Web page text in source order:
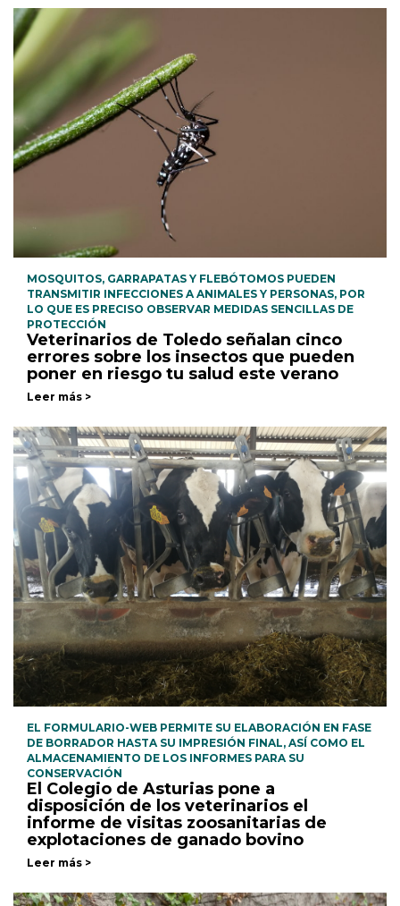
MOSQUITOS, GARRAPATAS Y FLEBÓTOMOS PUEDEN
TRANSMITIR INFECCIONES A ANIMALES Y PERSONAS, POR
LO QUE ES PRECISO OBSERVAR MEDIDAS SENCILLAS DE
PROTECCIÓN
Veterinarios de Toledo señalan cinco
errores sobre los insectos que pueden
poner en riesgo tu salud este verano
Leer más >
EL FORMULARIO-WEB PERMITE SU ELABORACIÓN EN FASE
DE BORRADOR HASTA SU IMPRESIÓN FINAL, ASÍ COMO EL
ALMACENAMIENTO DE LOS INFORMES PARA SU
CONSERVACIÓN
El Colegio de Asturias pone a
disposición de los veterinarios el
informe de visitas zoosanitarias de
explotaciones de ganado bovino
Leer más >